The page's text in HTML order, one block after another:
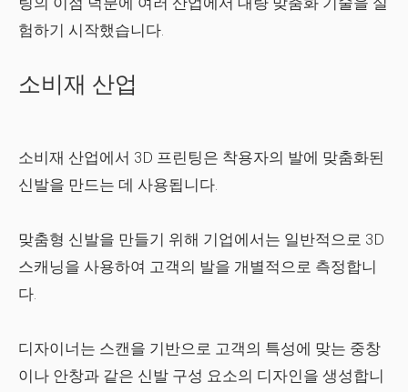
험하기 시작했습니다.
소비재 산업
소비재 산업에서 3D 프린팅은 착용자의 발에 맞춤화된
신발을 만드는 데 사용됩니다.
맞춤형 신발을 만들기 위해 기업에서는 일반적으로 3D
스캐닝을 사용하여 고객의 발을 개별적으로 측정합니
다.
디자이너는 스캔을 기반으로 고객의 특성에 맞는 중창
이나 안창과 같은 신발 구성 요소의 디자인을 생성합니